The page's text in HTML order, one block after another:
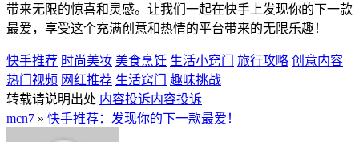
带来无限的惊喜和灵感。让我们一起在快手上发现你的下一款
最爱，享受这个充满创意和热情的平台带来的无限乐趣！
快手推荐 时尚美妆 美食烹饪 生活小窍门 旅行攻略 创意内容
热门视频 网红推荐 生活窍门
趣味挑战
转载请说明出处 内容投诉内容投诉
mcn7 » 快手推荐：发现你的下一款最爱！